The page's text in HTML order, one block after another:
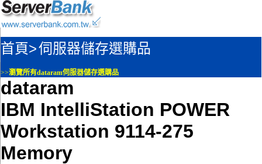
首頁>伺服器儲存選購品
>>瀏覽所有dataram伺服器儲存選購品
dataram
IBM IntelliStation POWER
Workstation 9114-275
Memory